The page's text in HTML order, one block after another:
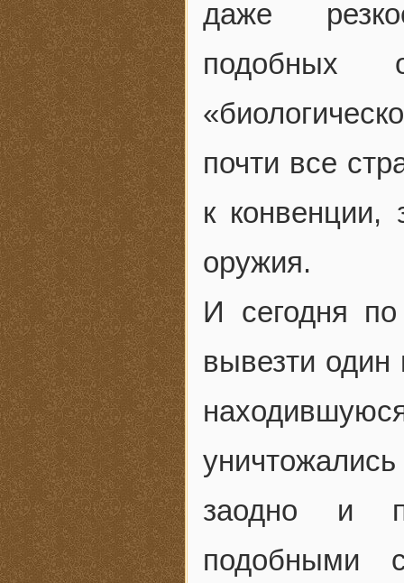
даже
подобных
почти все
к конвенции,
оружия.
И сегодня
вывезти один
заодно и
подобными